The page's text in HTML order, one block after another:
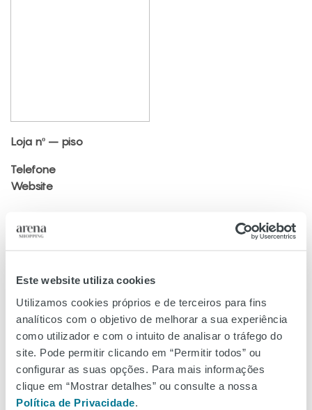
Este website utiliza cookies
Utilizamos cookies próprios e de terceiros para fins
analíticos com o objetivo de melhorar a sua experiência
como utilizador e com o intuito de analisar o tráfego do
site. Pode permitir clicando em “Permitir todos” ou
configurar as suas opções. Para mais informações
clique em “Mostrar detalhes” ou consulte a nossa
Política de Privacidade
Loja nº – piso
Telefone
Website
Ver no mapa
Filtros